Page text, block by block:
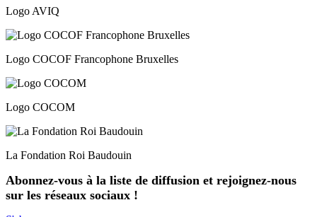
Logo AVIQ
Logo COCOF Francophone Bruxelles
Logo COCOM
La Fondation Roi Baudouin
Abonnez-vous à la liste de diffusion et rejoignez-nous
sur les réseaux sociaux !